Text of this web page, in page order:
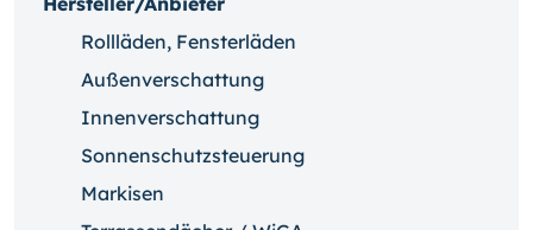
Rollläden, Fensterläden
Außenverschattung
Innenverschattung
Sonnenschutzsteuerung
Markisen